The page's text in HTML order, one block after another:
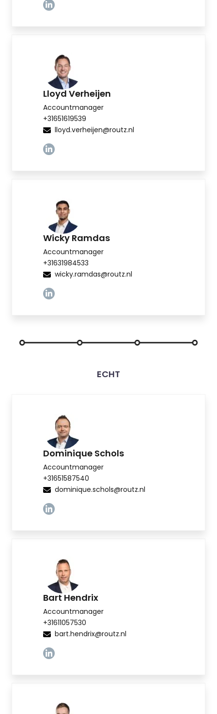
Linkedin
Lloyd Verheijen
Accountmanager
+31651619539
lloyd.verheijen@routz.nl
Linkedin
Wicky Ramdas
Accountmanager
+31631984533
wicky.ramdas@routz.nl
Linkedin
ECHT
Dominique Schols
Accountmanager
+31651587540
dominique.schols@routz.nl
Linkedin
Bart Hendrix
Accountmanager
+31611057530
bart.hendrix@routz.nl
Linkedin